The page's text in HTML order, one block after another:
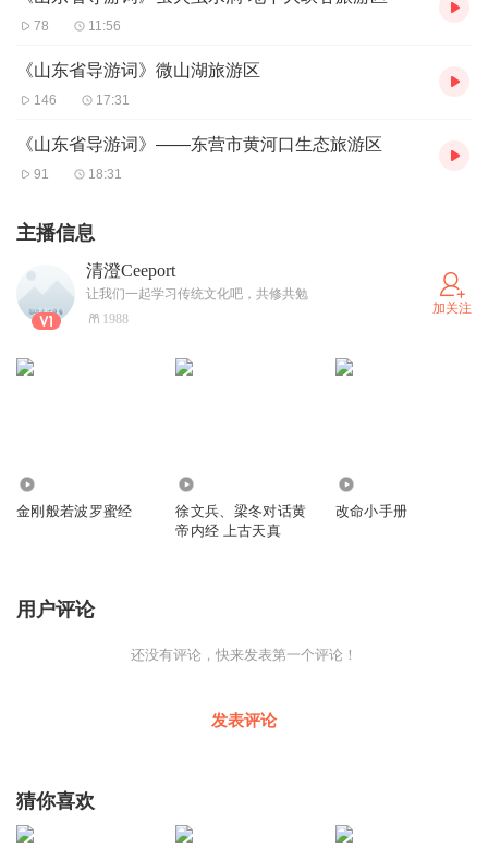
78 11:56
《山东省导游词》微山湖旅游区
146 17:31
《山东省导游词》——东营市黄河口生态旅游区
91 18:31
主播信息
清澄Ceeport
让我们一起学习传统文化吧，共修共勉
1988
加关注
金刚般若波罗蜜经
徐文兵、梁冬对话黄
帝内经 上古天真
改命小手册
用户评论
还没有评论，快来发表第一个评论！
发表评论
猜你喜欢